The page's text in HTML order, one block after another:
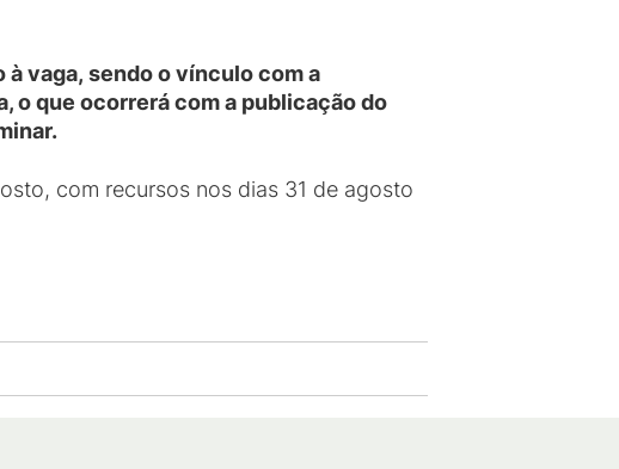
vaga, sendo o vínculo com a
o que ocorrerá com a publicação do
com recursos nos dias 31 de agosto